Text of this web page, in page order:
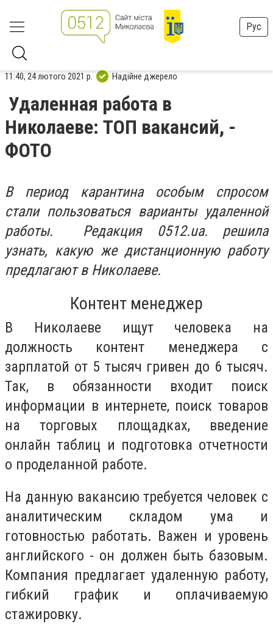
Рус
11:40, 24 лютого 2021 р. Надійне джерело
Удаленная работа в
Николаеве: ТОП вакансий, -
ФОТО
В период карантина особым спросом
стали пользоваться варианты удаленной
работы. Редакция 0512.ua. решила
узнать, какую же дистанционную работу
предлагают в Николаеве.
Контент менеджер
В Николаеве ищут человека на
должность контент менеджера с
зарплатой от 5 тысяч гривен до 6 тысяч.
Так, в обязанности входит поиск
информации в интернете, поиск товаров
на торговых площадках, введение
онлайн таблиц и подготовка отчетности
о проделанной работе.
На данную вакансию требуется человек с
аналитическим складом ума и
готовностью работать. Важен и уровень
английского - он должен быть базовым.
Компания предлагает удаленную работу,
гибкий график и оплачиваемую
стажировку.